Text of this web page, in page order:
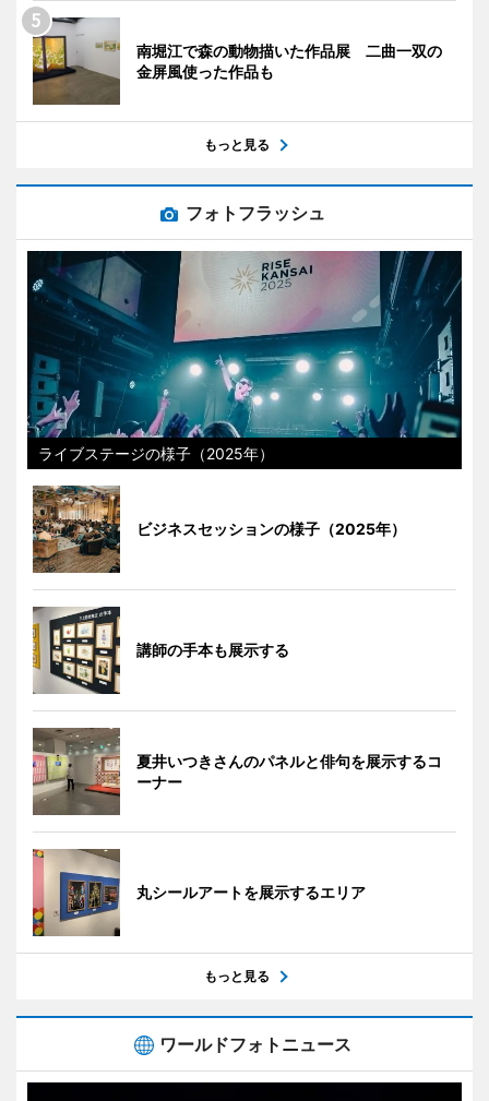
南堀江で森の動物描いた作品展 二曲一双の
金屏風使った作品も
もっと見る
フォトフラッシュ
ライブステージの様子（2025年）
ビジネスセッションの様子（2025年）
講師の手本も展示する
夏井いつきさんのパネルと俳句を展示するコ
ーナー
丸シールアートを展示するエリア
もっと見る
ワールドフォトニュース